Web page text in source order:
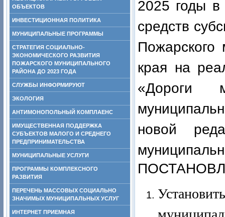
ОБЪЕКТОВ
ИНВЕСТИЦИОННАЯ ПОЛИТИКА
МУНИЦИПАЛЬНЫЕ ПРОГРАММЫ
СТРАТЕГИЯ СОЦИАЛЬНО-
ЭКОНОМИЧЕСКОГО РАЗВИТИЯ
ПОЖАРСКОГО МУНИЦИПАЛЬНОГО
РАЙОНА ДО 2023 ГОДА
СЛУЖБЫ ИНФОРМИРУЮТ
ЭКОЛОГИЯ
АНТИМОНОПОЛЬНЫЙ КОМПЛАЕНС
ИМУЩЕСТВЕННАЯ ПОДДЕРЖКА
СУБЪЕКТОВ МАЛОГО И СРЕДНЕГО
ПРЕДПРИНИМАТЕЛЬСТВА
МУНИЦИПАЛЬНЫЕ УСЛУГИ
ПРОГРАММЫ КОМПЛЕКСНОГО
РАЗВИТИЯ
ПЕРЕЧЕНЬ МАССОВЫХ СОЦИАЛЬНО
ЗНАЧИМЫХ МУНИЦИПАЛЬНЫХ УСЛУГ
ИНТЕРНЕТ ПРИЕМНАЯ
2025 годы в
средств
Пожарского
края на
«Дороги
новой